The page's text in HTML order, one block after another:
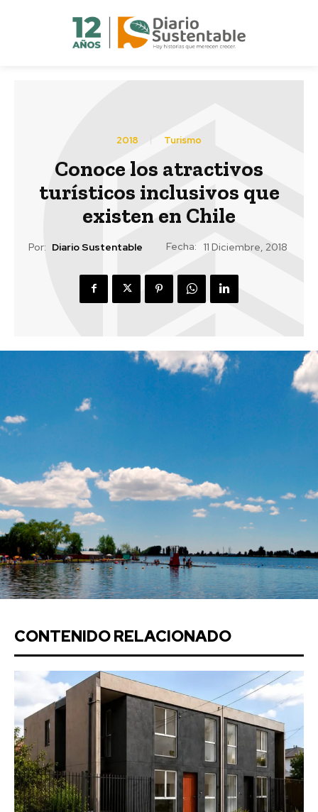
2018 Turismo
Conoce los atractivos
turísticos inclusivos que
existen en Chile
Por: Diario Sustentable Fecha: 11 Diciembre, 2018
CONTENIDO RELACIONADO